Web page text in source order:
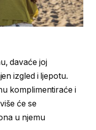
davaće joj
izgled i ljepotu.
komplimentiraće i
će se
u njemu